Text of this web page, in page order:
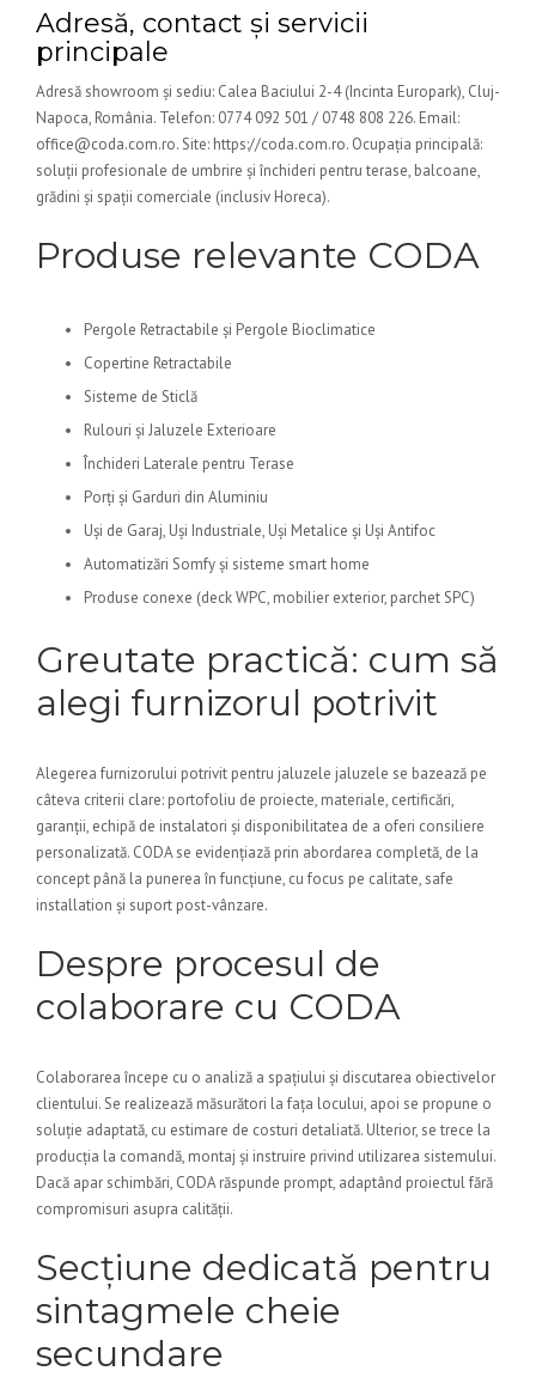
Adresă, contact și servicii
principale
Adresă showroom și sediu: Calea Baciului 2-4 (Incinta Europark), Cluj-
Napoca, România. Telefon: 0774 092 501 / 0748 808 226. Email:
office@coda.com.ro. Site: https://coda.com.ro. Ocupația principală:
soluții profesionale de umbrire și închideri pentru terase, balcoane,
grădini și spații comerciale (inclusiv Horeca).
Produse relevante CODA
Pergole Retractabile și Pergole Bioclimatice
Copertine Retractabile
Sisteme de Sticlă
Rulouri și Jaluzele Exterioare
Închideri Laterale pentru Terase
Porți și Garduri din Aluminiu
Uși de Garaj, Uși Industriale, Uși Metalice și Uși Antifoc
Automatizări Somfy și sisteme smart home
Produse conexe (deck WPC, mobilier exterior, parchet SPC)
Greutate practică: cum să
alegi furnizorul potrivit
Alegerea furnizorului potrivit pentru jaluzele jaluzele se bazează pe
câteva criterii clare: portofoliu de proiecte, materiale, certificări,
garanții, echipă de instalatori și disponibilitatea de a oferi consiliere
personalizată. CODA se evidențiază prin abordarea completă, de la
concept până la punerea în funcțiune, cu focus pe calitate, safe
installation și suport post-vânzare.
Despre procesul de
colaborare cu CODA
Colaborarea începe cu o analiză a spațiului și discutarea obiectivelor
clientului. Se realizează măsurători la fața locului, apoi se propune o
soluție adaptată, cu estimare de costuri detaliată. Ulterior, se trece la
producția la comandă, montaj și instruire privind utilizarea sistemului.
Dacă apar schimbări, CODA răspunde prompt, adaptând proiectul fără
compromisuri asupra calității.
Secțiune dedicată pentru
sintagmele cheie
secundare